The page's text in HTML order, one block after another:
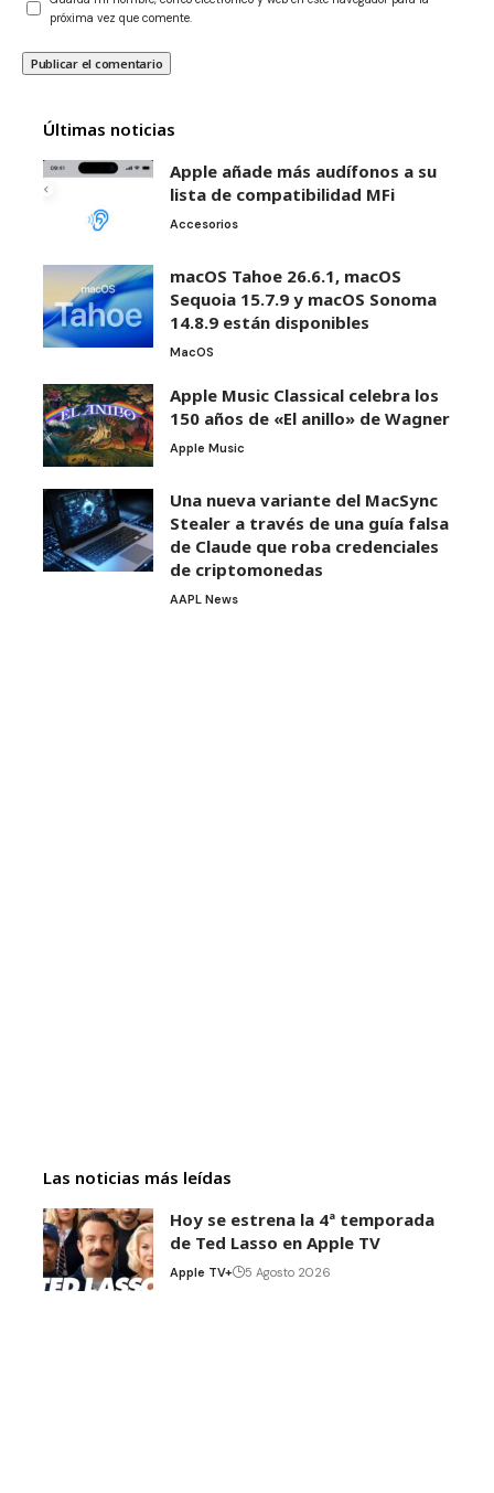
próxima vez que comente.
Últimas noticias
Apple añade más audífonos a su
lista de compatibilidad MFi
Accesorios
macOS Tahoe 26.6.1, macOS
Sequoia 15.7.9 y macOS Sonoma
14.8.9 están disponibles
MacOS
Apple Music Classical celebra los
150 años de «El anillo» de Wagner
Apple Music
Una nueva variante del MacSync
Stealer a través de una guía falsa
de Claude que roba credenciales
de criptomonedas
AAPL News
Las noticias más leídas
Hoy se estrena la 4ª temporada
de Ted Lasso en Apple TV
Apple TV+ 5 Agosto 2026